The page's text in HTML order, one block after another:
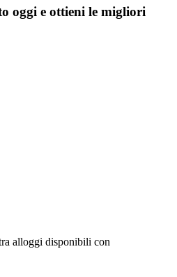
oggi e ottieni le migliori
alloggi disponibili con